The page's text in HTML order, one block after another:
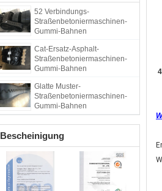
52 Verbindungs-
Straßenbetoniermaschinen-
Gummi-Bahnen
Cat-Ersatz-Asphalt-
Straßenbetoniermaschinen-
Gummi-Bahnen
Glatte Muster-
Straßenbetoniermaschinen-
Gummi-Bahnen
Bescheinigung